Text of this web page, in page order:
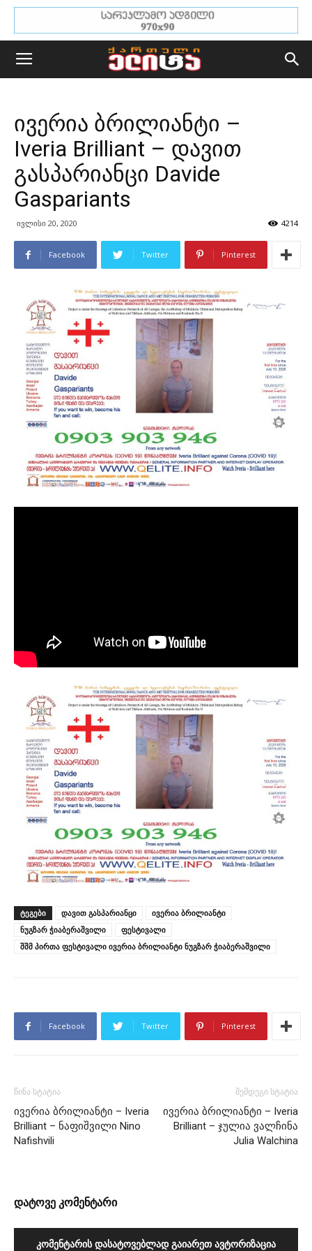
ივერია ბრილიანტი –
Iveria Brilliant – დავით
გასპარიანცი Davide
Gaspariants
ივლისი 20, 2020 4214
Facebook Twitter Pinterest
ᲢᲔᲒᲔᲑᲘ დავით გასპარიანცი
ივერია ბრილიანტი
ნუგზარ ჭიაბერაშვილი
ფესტივალი
შშმ პირთა ფესტივალი ივერია ბრილიანტი ნუგზარ ჭიაბერაშვილი
Facebook Twitter Pinterest
წინა სტატია
ივერია ბრილიანტი – Iveria
Brilliant – ნაფიშვილი Nino
Nafishvili
შემდეგი სტატია
ივერია ბრილიანტი – Iveria
Brilliant – ჯულია ვალჩინა
Julia Walchina
დატოვე კომენტარი
ᲙᲝᲛᲔᲜᲢᲐᲠᲘᲡ ᲓᲐᲡᲐᲢᲝᲕᲔᲑᲚᲐᲓ ᲒᲐᲘᲐᲠᲔᲗ ᲐᲕᲢᲝᲠᲘᲖᲐᲪᲘᲐ